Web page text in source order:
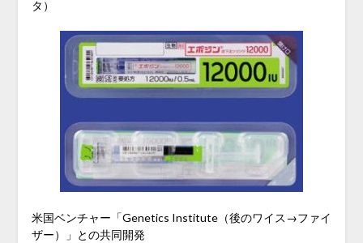
タ）
米国ベンチャー「Genetics Institute（後のワイス→ファイ
ザー）」との共同開発